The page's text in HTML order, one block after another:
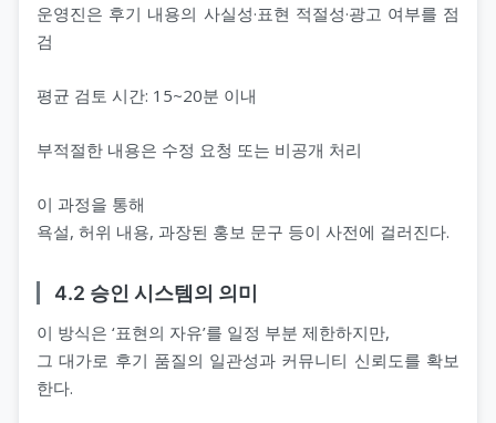
운영진은 후기 내용의 사실성·표현 적절성·광고 여부를 점
검
평균 검토 시간: 15~20분 이내
부적절한 내용은 수정 요청 또는 비공개 처리
이 과정을 통해
욕설, 허위 내용, 과장된 홍보 문구 등이 사전에 걸러진다.
4.2 승인 시스템의 의미
이 방식은 ‘표현의 자유’를 일정 부분 제한하지만,
그 대가로 후기 품질의 일관성과 커뮤니티 신뢰도를 확보
한다.